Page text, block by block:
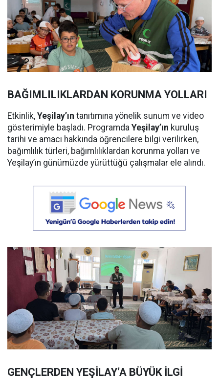
BAĞIMLILIKLARDAN KORUNMA YOLLARI
Etkinlik, Yeşilay’ın tanıtımına yönelik sunum ve video
gösterimiyle başladı. Programda Yeşilay’ın kuruluş
tarihi ve amacı hakkında öğrencilere bilgi verilirken,
bağımlılık türleri, bağımlılıklardan korunma yolları ve
Yeşilay’ın günümüzde yürüttüğü çalışmalar ele alındı.
GENÇLERDEN YEŞİLAY’A BÜYÜK İLGİ